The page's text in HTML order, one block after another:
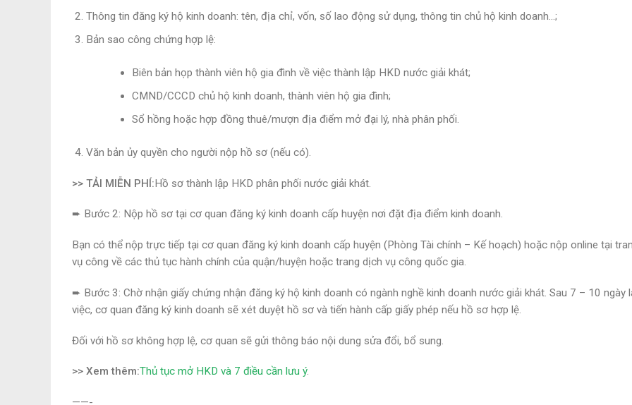
Thông tin đăng ký hộ kinh doanh: tên, địa chỉ, vốn, số lao động sử dụng, thông tin chủ hộ kinh doanh…;
Bản sao công chứng hợp lệ:
Biên bản họp thành viên hộ gia đình về việc thành lập HKD nước giải khát;
CMND/CCCD chủ hộ kinh doanh, thành viên hộ gia đình;
Sổ hồng hoặc hợp đồng thuê/mượn địa điểm mở đại lý, nhà phân phối.
Văn bản ủy quyền cho người nộp hồ sơ (nếu có).
>> TẢI MIỄN PHÍ:Hồ sơ thành lập HKD phân phối nước giải khát.
➨ Bước 2: Nộp hồ sơ tại cơ quan đăng ký kinh doanh cấp huyện nơi đặt địa điểm kinh doanh.
Bạn có thể nộp trực tiếp tại cơ quan đăng ký kinh doanh cấp huyện (Phòng Tài chính – Kế hoạch) hoặc nộp online tại
vụ công về các thủ tục hành chính của quận/huyện hoặc trang dịch vụ công quốc gia.
➨ Bước 3: Chờ nhận giấy chứng nhận đăng ký hộ kinh doanh có ngành nghề kinh doanh nước giải khát. Sau 7 – 10 ngày
việc, cơ quan đăng ký kinh doanh sẽ xét duyệt hồ sơ và tiến hành cấp giấy phép nếu hồ sơ hợp lệ.
Đối với hồ sơ không hợp lệ, cơ quan sẽ gửi thông báo nội dung sửa đổi, bổ sung.
>> Xem thêm:Thủ tục mở HKD và 7 điều cần lưu ý.
——-